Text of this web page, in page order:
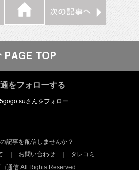
をフォローする
記事を配信しませんか？
お問い合わせ
タレコミ
通信 All Rights Reserved.